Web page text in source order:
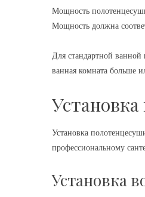
Мощность
Мощность должна
Для стандартной
ванная комната больше
Установка
профессиональному
Установка